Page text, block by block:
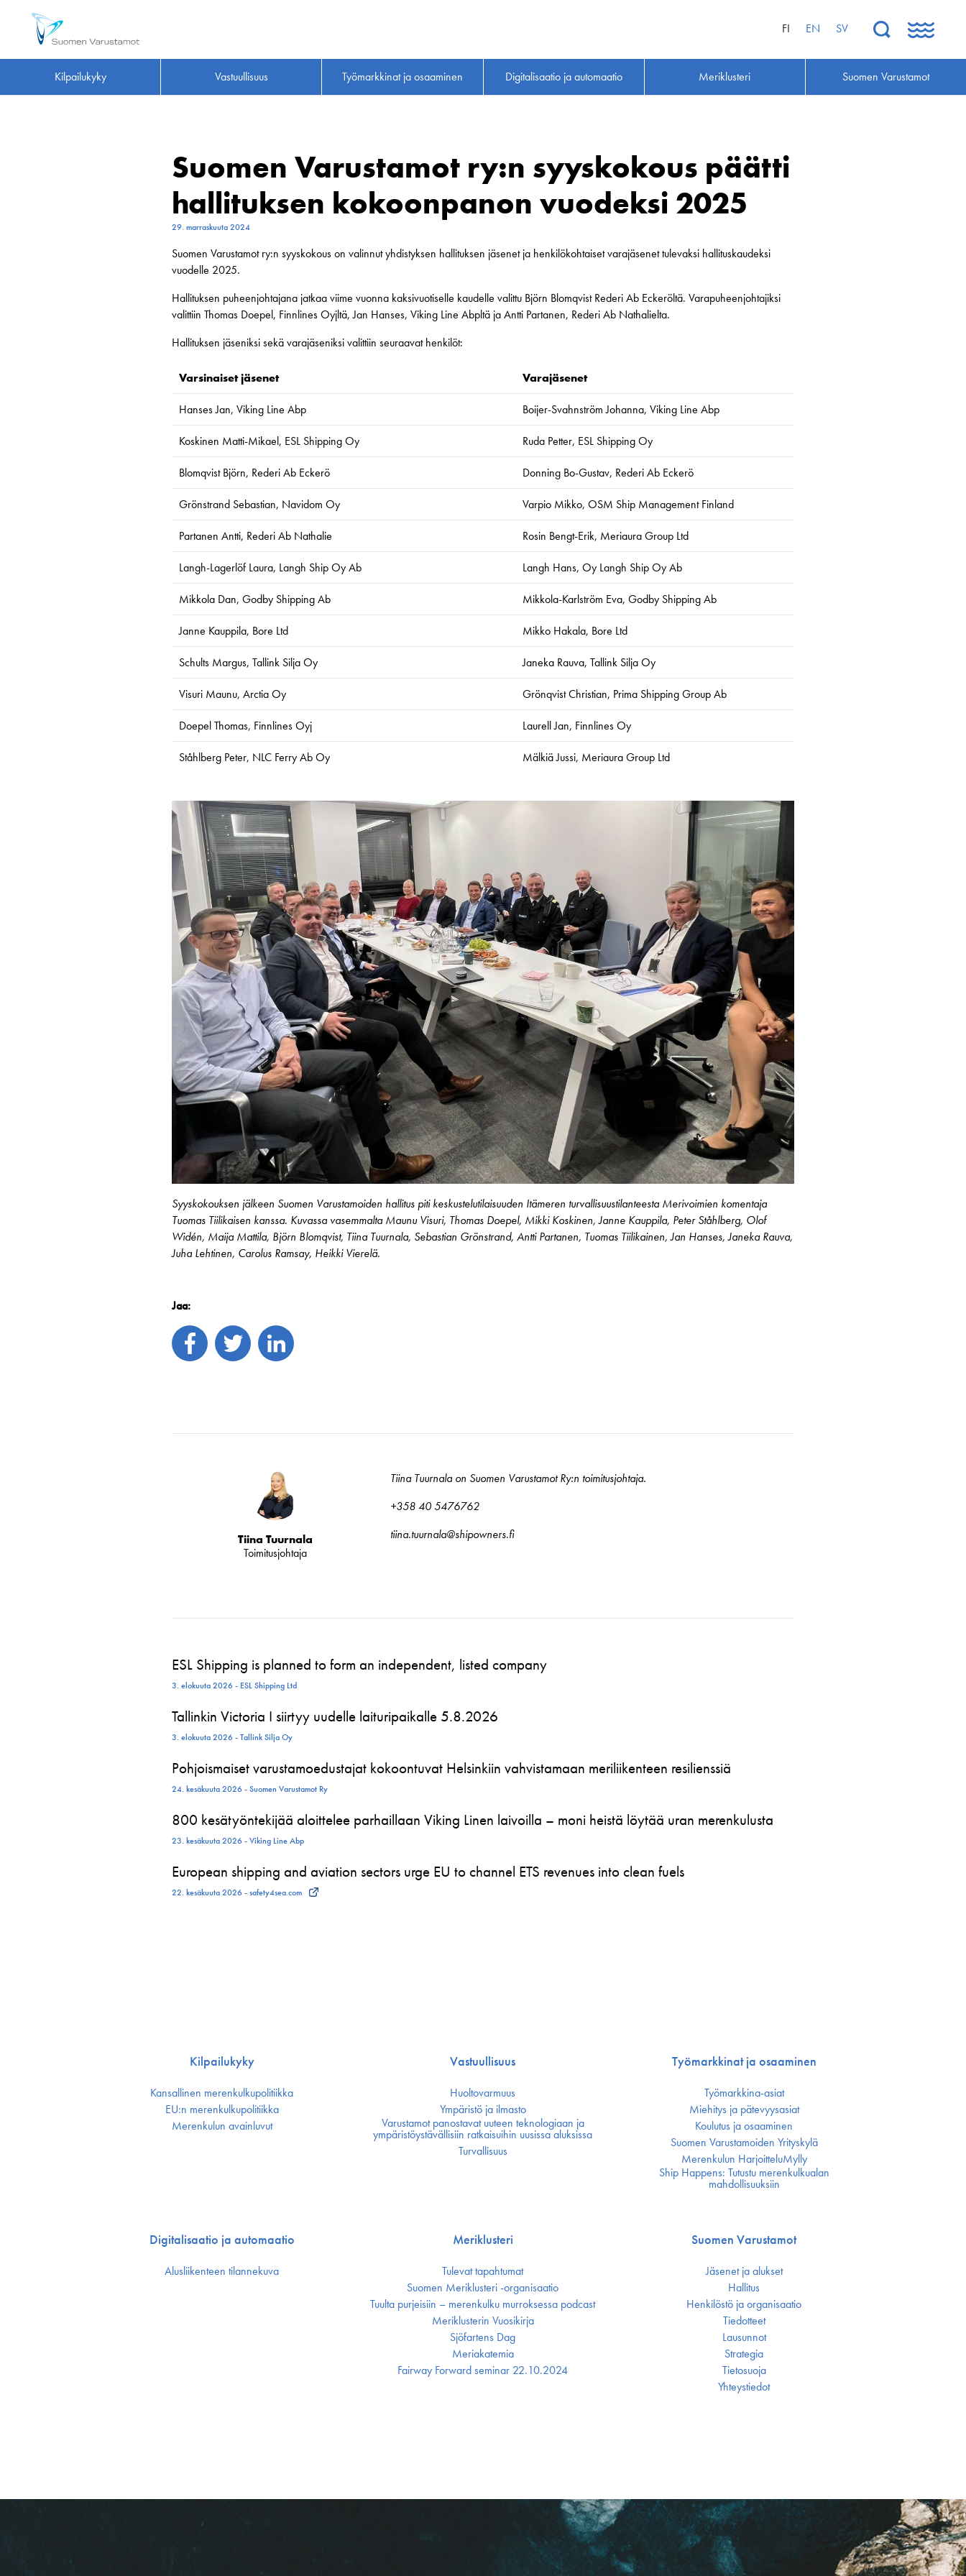
FI EN SV
Kilpailukyky Vastuullisuus Työmarkkinat ja osaaminen Digitalisaatio ja automaatio Meriklusteri Suomen Varustamot
Suomen Varustamot ry:n syyskokous päätti
hallituksen kokoonpanon vuodeksi 2025
29. marraskuuta 2024
Suomen Varustamot ry:n syyskokous on valinnut yhdistyksen hallituksen jäsenet ja henkilökohtaiset varajäsenet tulevaksi hallituskaudeksi
vuodelle 2025.
Hallituksen puheenjohtajana jatkaa viime vuonna kaksivuotiselle kaudelle valittu Björn Blomqvist Rederi Ab Eckeröltä. Varapuheenjohtajiksi
valittiin Thomas Doepel, Finnlines Oyjltä, Jan Hanses, Viking Line Abpltä ja Antti Partanen, Rederi Ab Nathalielta.
Hallituksen jäseniksi sekä varajäseniksi valittiin seuraavat henkilöt:
Varsinaiset jäsenet Varajäsenet
Hanses Jan, Viking Line Abp Boijer-Svahnström Johanna, Viking Line Abp
Koskinen Matti-Mikael, ESL Shipping Oy Ruda Petter, ESL Shipping Oy
Blomqvist Björn, Rederi Ab Eckerö Donning Bo-Gustav, Rederi Ab Eckerö
Grönstrand Sebastian, Navidom Oy Varpio Mikko, OSM Ship Management Finland
Partanen Antti, Rederi Ab Nathalie Rosin Bengt-Erik, Meriaura Group Ltd
Langh-Lagerlöf Laura, Langh Ship Oy Ab Langh Hans, Oy Langh Ship Oy Ab
Mikkola Dan, Godby Shipping Ab Mikkola-Karlström Eva, Godby Shipping Ab
Janne Kauppila, Bore Ltd Mikko Hakala, Bore Ltd
Schults Margus, Tallink Silja Oy Janeka Rauva, Tallink Silja Oy
Visuri Maunu, Arctia Oy Grönqvist Christian, Prima Shipping Group Ab
Doepel Thomas, Finnlines Oyj Laurell Jan, Finnlines Oy
Ståhlberg Peter, NLC Ferry Ab Oy Mälkiä Jussi, Meriaura Group Ltd
Syyskokouksen jälkeen Suomen Varustamoiden hallitus piti keskustelutilaisuuden Itämeren turvallisuustilanteesta Merivoimien komentaja
Tuomas Tiilikaisen kanssa. Kuvassa vasemmalta Maunu Visuri, Thomas Doepel, Mikki Koskinen, Janne Kauppila, Peter Ståhlberg, Olof
Widén, Maija Mattila, Björn Blomqvist, Tiina Tuurnala, Sebastian Grönstrand, Antti Partanen, Tuomas Tiilikainen, Jan Hanses, Janeka Rauva,
Juha Lehtinen, Carolus Ramsay, Heikki Vierelä.
Jaa:
Tiina Tuurnala
Toimitusjohtaja
Tiina Tuurnala on Suomen Varustamot Ry:n toimitusjohtaja.
+358 40 5476762
tiina.tuurnala@shipowners.fi
ESL Shipping is planned to form an independent, listed company
3. elokuuta 2026 - ESL Shipping Ltd
Tallinkin Victoria I siirtyy uudelle laituripaikalle 5.8.2026
3. elokuuta 2026 - Tallink Silja Oy
Pohjoismaiset varustamoedustajat kokoontuvat Helsinkiin vahvistamaan meriliikenteen resilienssiä
24. kesäkuuta 2026 - Suomen Varustamot Ry
800 kesätyöntekijää aloittelee parhaillaan Viking Linen laivoilla – moni heistä löytää uran merenkulusta
23. kesäkuuta 2026 - Viking Line Abp
European shipping and aviation sectors urge EU to channel ETS revenues into clean fuels
22. kesäkuuta 2026 - safety4sea.com
Kilpailukyky
Kansallinen merenkulku­politiikka
EU:n merenkulku­politiikka
Merenkulun avainluvut
Vastuullisuus
Huoltovarmuus
Ympäristö ja ilmasto
Varustamot panostavat uuteen teknologiaan ja
ympäristöystävällisiin ratkaisuihin uusissa aluksissa
Turvallisuus
Työmarkkinat ja osaaminen
Työmarkkina-asiat
Miehitys ja pätevyys­asiat
Koulutus ja osaaminen
Suomen Varustamoiden Yrityskylä
Merenkulun HarjoitteluMylly
Ship Happens: Tutustu merenkulkualan
mahdollisuuksiin
Digitalisaatio ja automaatio
Alusliikenteen tilannekuva
Meriklusteri
Tulevat tapahtumat
Suomen Meriklusteri -organisaatio
Tuulta purjeisiin – merenkulku murroksessa podcast
Meriklusterin Vuosikirja
Sjöfartens Dag
Meriakatemia
Fairway Forward seminar 22.10.2024
Suomen Varustamot
Jäsenet ja alukset
Hallitus
Henkilöstö ja organisaatio
Tiedotteet
Lausunnot
Strategia
Tietosuoja
Yhteystiedot